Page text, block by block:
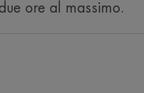
ore al massimo.